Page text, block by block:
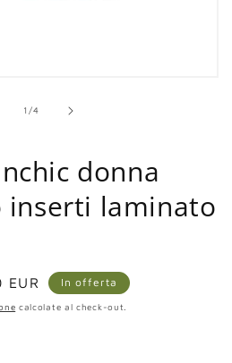
1 /su
4
donna
inserti laminato
EUR In offerta
calcolate al check-out.